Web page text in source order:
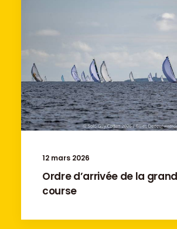
12 mars 2026
Ordre d’arrivée de la
course